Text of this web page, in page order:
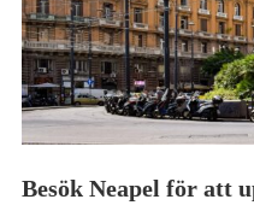
Besök Neapel för att